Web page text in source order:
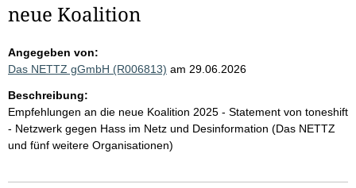
neue Koalition
Angegeben von:
Das NETTZ gGmbH (R006813) am 29.06.2026
Beschreibung:
Empfehlungen an die neue Koalition 2025 - Statement von toneshift
- Netzwerk gegen Hass im Netz und Desinformation (Das NETTZ
und fünf weitere Organisationen)